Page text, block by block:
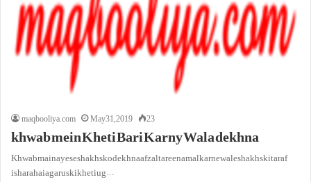
maqbooliya.com May 31, 2019 23
khwab mein Kheti Bari Karny Wala dekhna
Khwab main ayese shakhs ko dekhna afzal tareen amal karne wale shakhs ki taraf
ishara haiagar us ki kheti ug…